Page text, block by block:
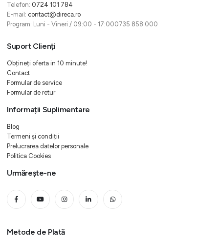
Telefon: 0724 101 784
E-mail: contact@direca.ro
Program: Luni - Vineri / 09:00 - 17:000735 858 000
Suport Clienți
Obțineți oferta in 10 minute!
Contact
Formular de service
Formular de retur
Informații Suplimentare
Blog
Termeni și condiții
Prelucrarea datelor personale
Politica Cookies
Urmărește-ne
Metode de Plată